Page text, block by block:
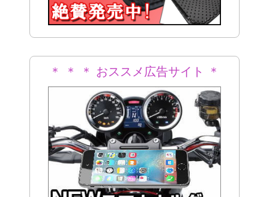
＊ ＊ ＊ おススメ広告サイト ＊
＊ ＊